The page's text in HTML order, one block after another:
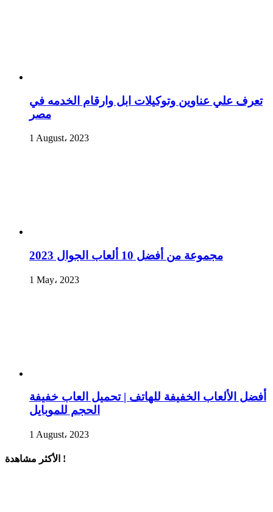
تعرف علي عناوين وتوكيلات ابل وارقام الخدمه في
مصر
1 August، 2023
مجموعة من أفضل 10 ألعاب الجوال 2023
1 May، 2023
أفضل الألعاب الخفيفة للهاتف | تحميل العاب خفيفة
الحجم للموبايل
1 August، 2023
الأكثر مشاهدة !